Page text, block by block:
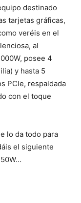
destinado
tarjetas gráficas,
veréis en el
al
posee 4
y hasta 5
PCIe, respaldada
con el toque
lo da todo para
el siguiente